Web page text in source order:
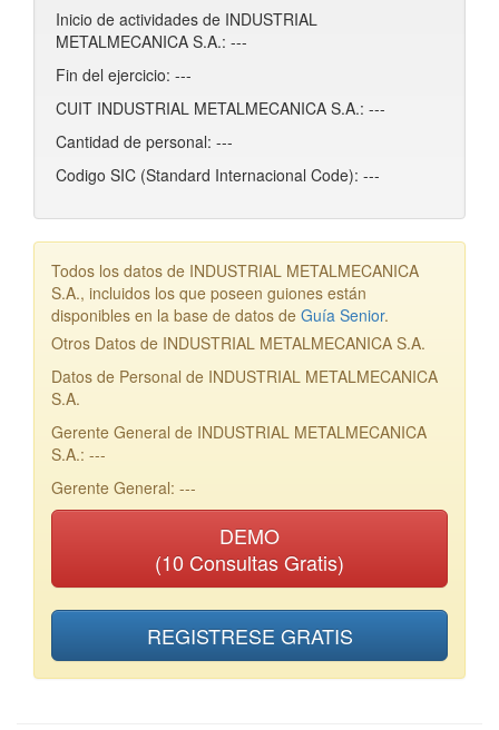
Inicio de actividades de INDUSTRIAL
METALMECANICA S.A.: ---
Fin del ejercicio: ---
CUIT INDUSTRIAL METALMECANICA S.A.: ---
Cantidad de personal: ---
Codigo SIC (Standard Internacional Code): ---
Todos los datos de INDUSTRIAL METALMECANICA
S.A., incluidos los que poseen guiones están
disponibles en la base de datos de Guía Senior.
Otros Datos de INDUSTRIAL METALMECANICA S.A.
Datos de Personal de INDUSTRIAL METALMECANICA
S.A.
Gerente General de INDUSTRIAL METALMECANICA
S.A.: ---
Gerente General: ---
DEMO
(10 Consultas Gratis)
REGISTRESE GRATIS